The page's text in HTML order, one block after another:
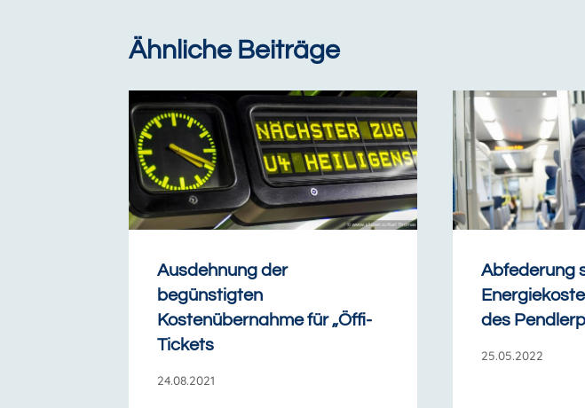
Ähnliche Beiträge
Ausdehnung der
begünstigten
Kostenübernahme für „Öffi-
Tickets
24.08.2021
Abfederung
des
25.05.2022